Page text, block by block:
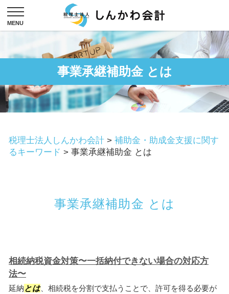
事業承継補助金 とは
税理士法人しんかわ会計 > 補助金・助成金支援に関す
るキーワード > 事業承継補助金 とは
事業承継補助金 とは
相続納税資金対策〜一括納付できない場合の対応方
法〜
延納 とは、相続税を分割で支払うことで、許可を得る必要が